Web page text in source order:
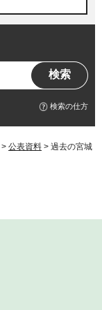
検索の仕方
> 公表資料 > 過去の宮城